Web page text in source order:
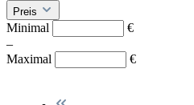
Preis
Minimal
€
–
Maximal
€